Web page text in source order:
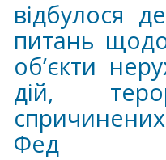
відбулося
питань
об’єкти
дій,
Фед